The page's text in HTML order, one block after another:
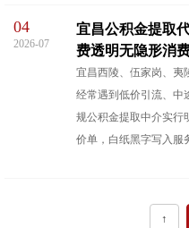
04
2026-07
宜昌公积金提取
费透明无隐形消
宜昌西陵、伍家岗、夷
经常遇到低价引流、中
规公积金提取中介实行
价单，白纸黑字写入服
↑